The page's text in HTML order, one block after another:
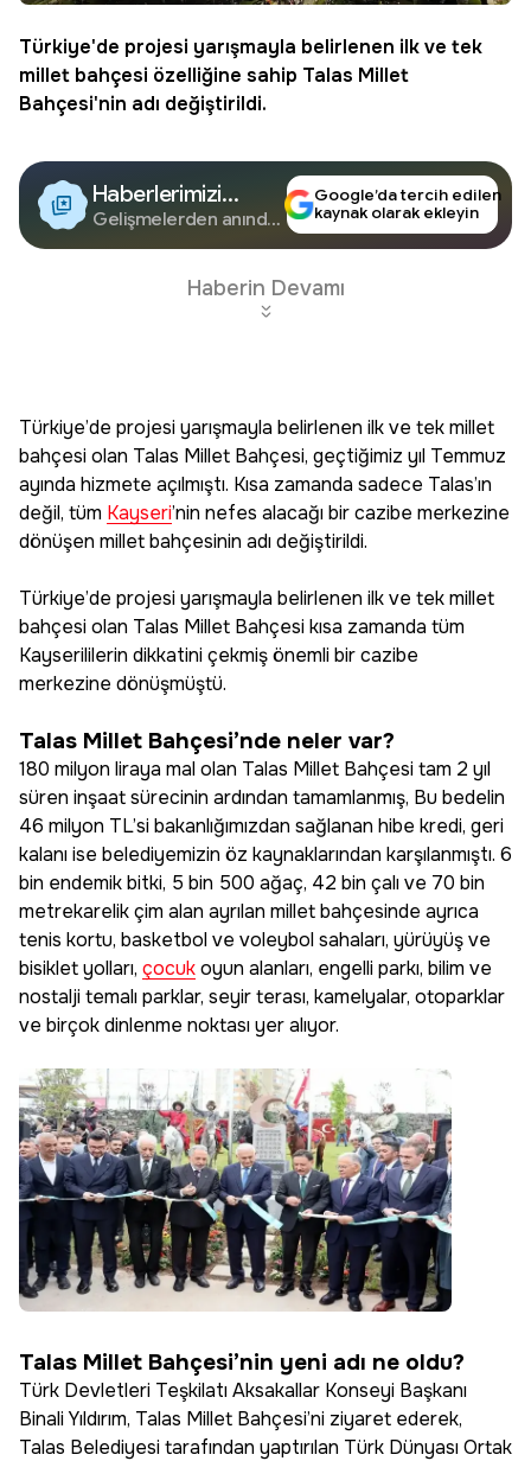
Türkiye'de projesi yarışmayla belirlenen ilk ve tek
millet bahçesi özelliğine sahip Talas Millet
Bahçesi'nin adı değiştirildi.
Haberlerimizi
Google'da Takip
Edin
Gelişmelerden anında
Google’da tercih edilen
kaynak olarak ekleyin
Haberin Devamı
Türkiye’de projesi yarışmayla belirlenen ilk ve tek millet
bahçesi olan Talas Millet Bahçesi, geçtiğimiz yıl Temmuz
ayında hizmete açılmıştı. Kısa zamanda sadece Talas’ın
değil, tüm Kayseri’nin nefes alacağı bir cazibe merkezine
dönüşen millet bahçesinin adı değiştirildi.
Türkiye’de projesi yarışmayla belirlenen ilk ve tek millet
bahçesi olan Talas Millet Bahçesi kısa zamanda tüm
Kayserililerin dikkatini çekmiş önemli bir cazibe
merkezine dönüşmüştü.
Talas Millet Bahçesi’nde neler var?
180 milyon liraya mal olan Talas Millet Bahçesi tam 2 yıl
süren inşaat sürecinin ardından tamamlanmış, Bu bedelin
46 milyon TL’si bakanlığımızdan sağlanan hibe kredi, geri
kalanı ise belediyemizin öz kaynaklarından karşılanmıştı. 6
bin endemik bitki, 5 bin 500 ağaç, 42 bin çalı ve 70 bin
metrekarelik çim alan ayrılan millet bahçesinde ayrıca
tenis kortu, basketbol ve voleybol sahaları, yürüyüş ve
bisiklet yolları, çocukoyun alanları, engelli parkı, bilim ve
nostalji temalı parklar, seyir terası, kamelyalar, otoparklar
ve birçok dinlenme noktası yer alıyor.
Talas Millet Bahçesi’nin yeni adı ne oldu?
Türk Devletleri Teşkilatı Aksakallar Konseyi Başkanı
Binali Yıldırım, Talas Millet Bahçesi’ni ziyaret ederek,
Talas Belediyesi tarafından yaptırılan Türk Dünyası Ortak